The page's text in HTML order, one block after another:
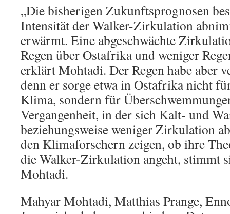
„Die bisherigen Zukunftsprognosen
Intensität der Walker-Zirkulation
erwärmt. Eine abgeschwächte
Regen über Ostafrika und weniger
erklärt Mohtadi. Der Regen habe aber
denn er sorge etwa in Ostafrika nicht
Klima, sondern für
Vergangenheit, in der sich Kalt- und
beziehungsweise weniger Zirkulation
den Klimaforschern zeigen, ob ihre
die Walker-Zirkulation angeht, stimmt
Mohtadi.
Mahyar Mohtadi, Matthias Prange,